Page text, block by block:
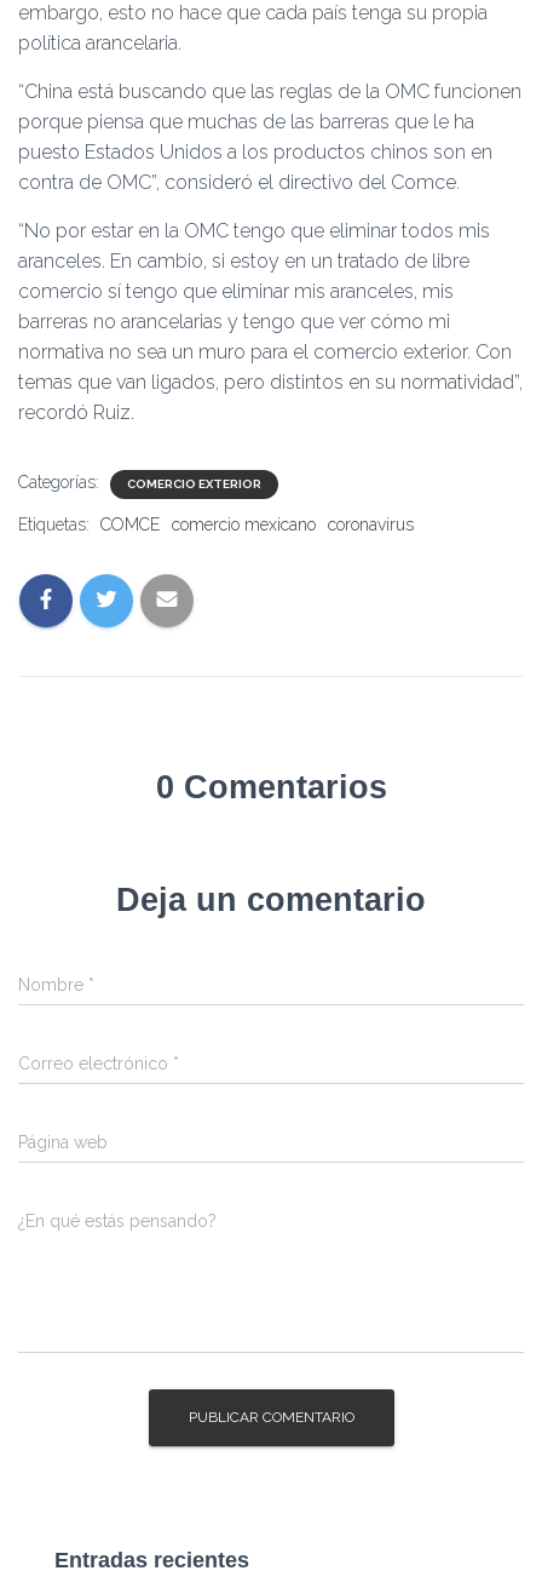
embargo, esto no hace que cada país tenga su propia
política arancelaria.
“China está buscando que las reglas de la OMC funcionen
porque piensa que muchas de las barreras que le ha
puesto Estados Unidos a los productos chinos son en
contra de OMC”, consideró el directivo del Comce.
“No por estar en la OMC tengo que eliminar todos mis
aranceles. En cambio, si estoy en un tratado de libre
comercio sí tengo que eliminar mis aranceles, mis
barreras no arancelarias y tengo que ver cómo mi
normativa no sea un muro para el comercio exterior. Con
temas que van ligados, pero distintos en su normatividad”,
recordó Ruiz.
Categorías: COMERCIO EXTERIOR
Etiquetas: COMCE comercio mexicano coronavirus
0 Comentarios
Deja un comentario
Nombre *
Correo electrónico *
Página web
¿En qué estás pensando?
Entradas recientes